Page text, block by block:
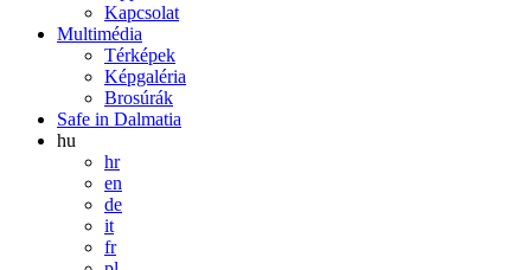
Kapcsolat
Multimédia
Térképek
Képgaléria
Brosúrák
Safe in Dalmatia
hu
hr
en
de
it
fr